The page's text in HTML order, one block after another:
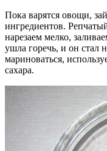
Пока варятся овощи,
ингредиентов.
нарезаем мелко,
ушла горечь, и он стал
мариноваться,
сахара.